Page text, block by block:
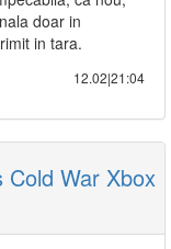
doar in
in tara.
12.02|21:04
War Xbox